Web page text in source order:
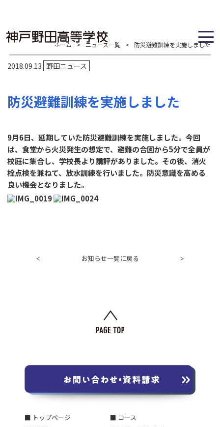
ホーム > ニュース一覧 > 防災避難訓練を実施しました
2018.09.13 野田ニュース
防災避難訓練を実施しました
9月6日、延期していた防災避難訓練を実施しました。今回
は、食堂から火災発生の想定で、避難の合図から5分で全員が
校庭に集合し、学校長より講評がありました。その後、消火
栓点検を兼ねて、放水訓練を行いました。防災意識を高める
良い機会となりました。
< お知らせ一覧に戻る >
■ トップページ
■ コース